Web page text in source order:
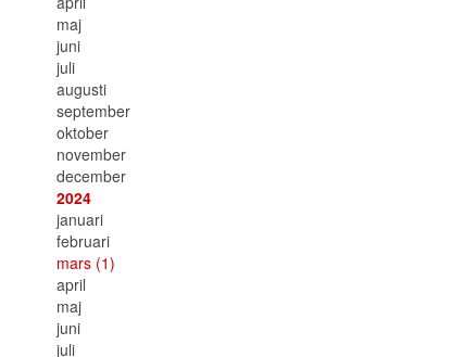
maj
juni
juli
augusti
september
oktober
november
december
2024
januari
februari
mars (1)
april
maj
juni
juli